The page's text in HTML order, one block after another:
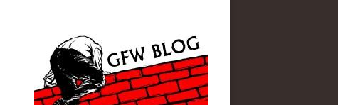
gfw_blog_small.jpg